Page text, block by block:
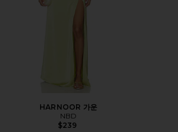
HARNOOR 가운
NBD
$239